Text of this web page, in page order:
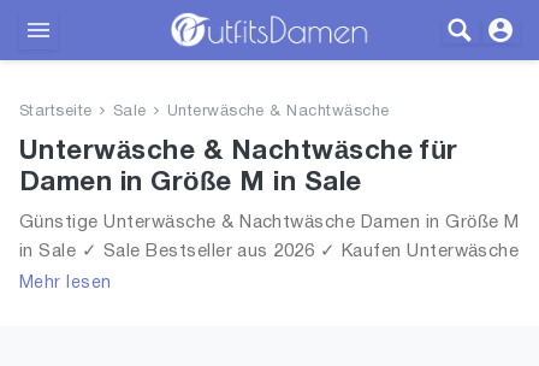
Bekleidung
Schuhe
Startseite Sale Unterwäsche & Nachtwäsche
Unterwäsche & Nachtwäsche für
Damen in Größe M in Sale
Günstige Unterwäsche & Nachtwäsche Damen in Größe M
in Sale ✓ Sale Bestseller aus 2026 ✓ Kaufen Unterwäsche
& Nachtwäsche für Frauen in Größe M in Sale!
Mehr lesen